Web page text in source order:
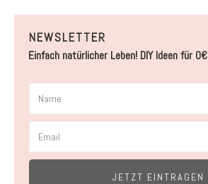
NEWSLETTER
Einfach natürlicher Leben! DIY Ideen für 0€
JETZT EINTRAGEN